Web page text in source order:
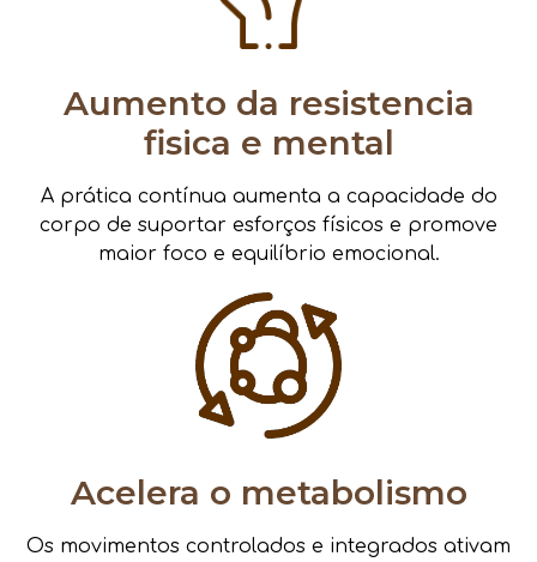
Aumento da resistencia
fisica e mental
A prática contínua aumenta a capacidade do
corpo de suportar esforços físicos e promove
maior foco e equilíbrio emocional.
Acelera o metabolismo
Os movimentos controlados e integrados ativam